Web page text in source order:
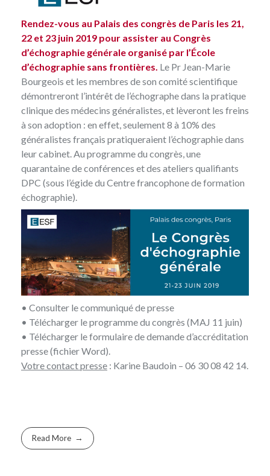
Rendez-vous au Palais des congrès de Paris les 21,
22 et 23 juin 2019 pour assister au Congrès
d’échographie générale organisé par l’École
d’échographie sans frontières. Le Pr Jean-Marie
Bourgeois et les membres de son comité scientifique
démontreront l’intérêt de l’échographe dans la pratique
clinique des médecins généralistes, et lèveront les freins
à son adoption : en effet, seulement 8 à 10% des
généralistes français pratiqueraient l’échographie dans
leur cabinet. Au programme du congrès, une
quarantaine de conférences et des ateliers qualifiants
DPC (sous l’égide du Centre francophone de formation
échographie).
• Consulter le communiqué de presse
• Télécharger le programme du congrès (MAJ 11 juin)
• Télécharger le formulaire de demande d’accréditation
presse(fichier Word).
Votre contact presse : Karine Baudoin – 06 30 08 42 14.
Read More